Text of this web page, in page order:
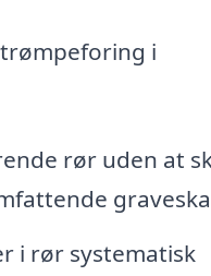
i
rør uden at
i rør systematisk